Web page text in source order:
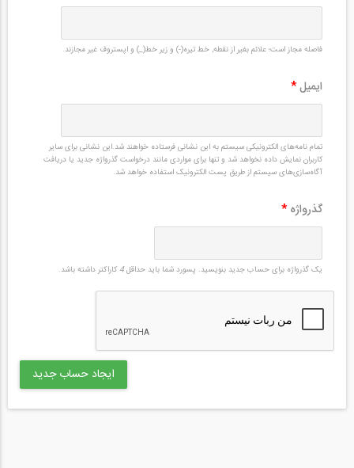
فاصله مجاز است؛ علائم بغیر از نقطه, خط تیره(-) و زیر خط(_) و اپستروف غیر مجازند.
ایمیل*
تمام نامه‌های الکترونیکی سیستم به این نشانی فرستاده خواهند شد.این نشانی برای سایر
کاربران نمایش داده نخواهد شد و تنها برای مواردی مانند درخواست گذرواژه جدید یا دریافت
آگاه‌سازی‌های سیستم از طریق پست الکترونیک استفاده خواهد شد.
گذرواژه *
یک گذرواژه برای حساب جدید بنویسید. پسورد شما باید حداقل4 کاراکتر داشته باشد.